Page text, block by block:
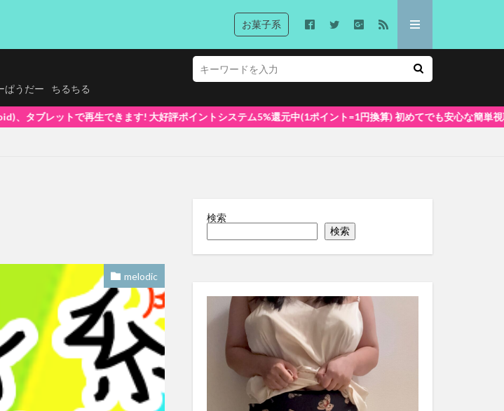
お菓子系
ぱうだー ちるちる
評ポイントシステム5%還元中(1ポイント=1円換算) 初めてでも安心な簡単視聴！
melodic
検索
検索